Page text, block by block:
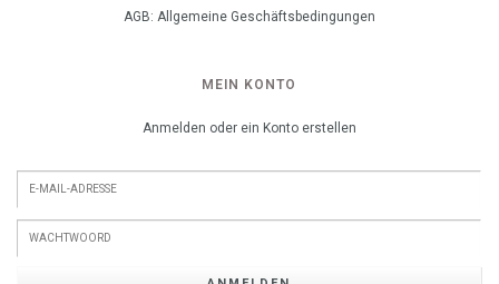
AGB: Allgemeine Geschäftsbedingungen
MEIN KONTO
Anmelden oder ein Konto erstellen